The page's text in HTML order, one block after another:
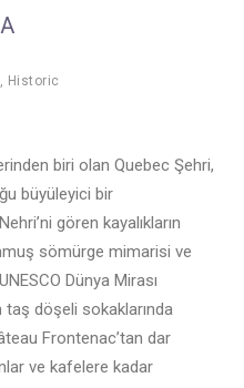
, Historic
biri olan Quebec Şehri,
büyüleyici bir
gören kayalıkların
sömürge mimarisi ve
Dünya Mirası
taş döşeli sokaklarında
Frontenac’tan dar
ve kafelere kadar